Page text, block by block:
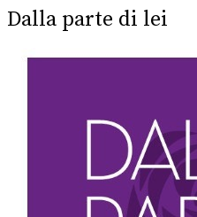
Dalla parte di lei